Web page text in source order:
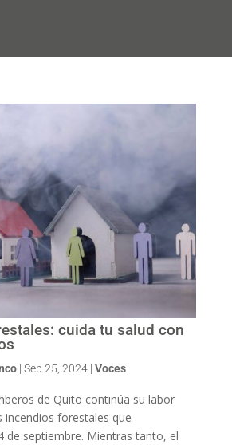
cuida tu salud con
| Sep 25, 2024| Voces
de Quito continúa su labor
forestales que
de septiembre. Mientras tanto, el